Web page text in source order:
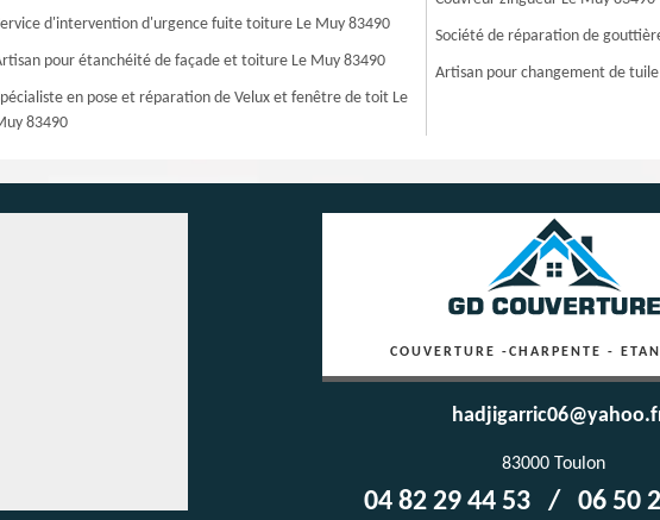
d'intervention d'urgence fuite toiture Le Muy 83490
pour étanchéité de façade et toiture Le Muy 83490
en pose et réparation de Velux et fenêtre de toit Le
83490
Société de réparation de
Artisan pour changement de tuile
COUVERTURE -CHARPENTE -
83000 Toulon
04 82 29 44 53 / 06 50